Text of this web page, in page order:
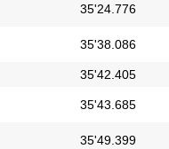
35'24.776
35'38.086
35'42.405
35'43.685
35'49.399